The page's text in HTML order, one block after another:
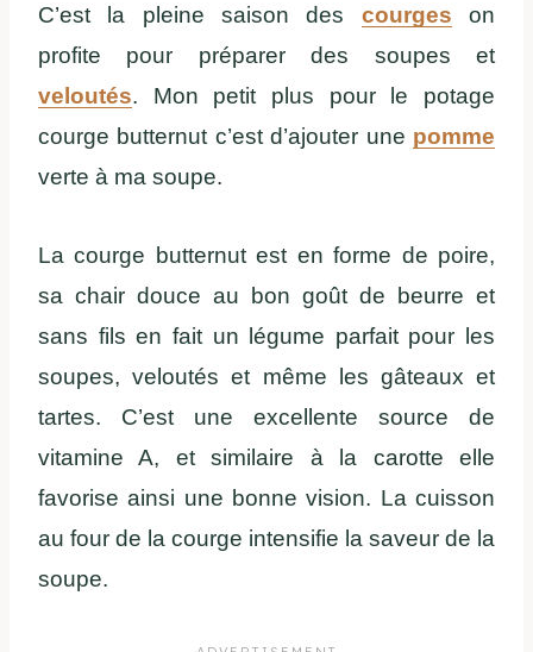
C’est la pleine saison des courges
on
profite pour préparer des soupes et
veloutés. Mon petit plus pour le potage
courge butternut c’est d’ajouter une pomme
verte à ma soupe.
La courge butternut est en forme de poire,
sa chair douce au bon goût de beurre et
sans fils en fait un légume parfait pour les
soupes, veloutés et même les gâteaux et
tartes. C’est une excellente source de
vitamine A, et similaire à la carotte elle
favorise ainsi une bonne vision. La cuisson
au four de la courge intensifie la saveur de la
soupe.